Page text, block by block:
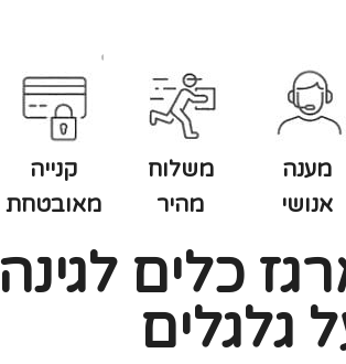
מענה
אנושי
משלוח
מהיר
קנייה
מאובטחת
כלים לגינה
גלגלים